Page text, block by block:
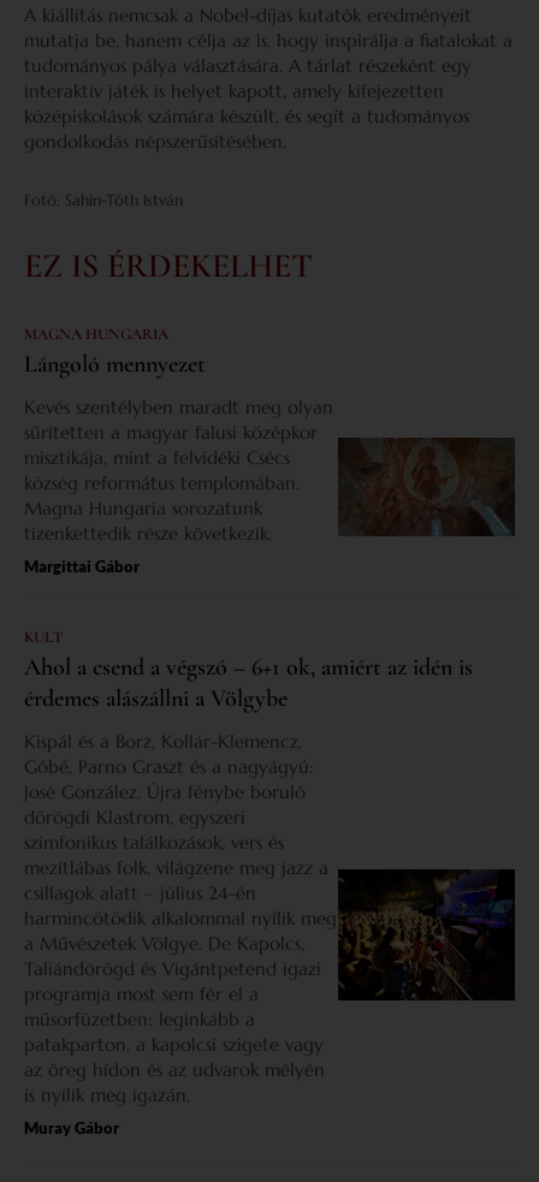
A kiállítás nemcsak a Nobel-díjas kutatók eredményeit
mutatja be, hanem célja az is, hogy inspirálja a fiatalokat a
tudományos pálya választására. A tárlat részeként egy
interaktív játék is helyet kapott, amely kifejezetten
középiskolások számára készült, és segít a tudományos
gondolkodás népszerűsítésében.
Fotó: Sahin-Tóth István
EZ IS ÉRDEKELHET
MAGNA HUNGARIA
Lángoló mennyezet
Kevés szentélyben maradt meg olyan
sűrítetten a magyar falusi középkor
misztikája, mint a felvidéki Csécs
község református templomában.
Magna Hungaria sorozatunk
tizenkettedik része következik.
Margittai Gábor
KULT
Ahol a csend a végszó – 6+1 ok, amiért az idén is
érdemes alászállni a Völgybe
Kispál és a Borz, Kollár-Klemencz,
Góbé, Parno Graszt és a nagyágyú:
José González. Újra fénybe boruló
dörögdi Klastrom, egyszeri
szimfonikus találkozások, vers és
mezítlábas folk, világzene meg jazz a
csillagok alatt – július 24-én
harmincötödik alkalommal nyílik meg
a Művészetek Völgye. De Kapolcs,
Taliándörögd és Vigántpetend igazi
programja most sem fér el a
műsorfüzetben: leginkább a
patakparton, a kapolcsi szigete vagy
az öreg hídon és az udvarok mélyén
is nyílik meg igazán.
Muray Gábor